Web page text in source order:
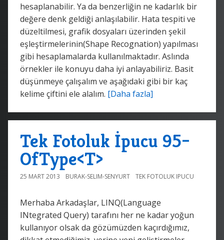
hesaplanabilir. Ya da benzerliğin ne kadarlık bir
değere denk geldiği anlaşılabilir. Hata tespiti ve
düzeltilmesi, grafik dosyaları üzerinden şekil
eşleştirmelerinin(Shape Recognation) yapılması
gibi hesaplamalarda kullanılmaktadır. Aslında
örnekler ile konuyu daha iyi anlayabiliriz. Basit
düşünmeye çalışalım ve aşağıdaki gibi bir kaç
kelime çiftini ele alalım. [Daha fazla]
Tek Fotoluk İpucu 95–
OfType<T>
25 MART 2013 BURAK-SELIM-SENYURT TEK FOTOLUK IPUCU
Merhaba Arkadaşlar, LINQ(Language
INtegrated Query) tarafını her ne kadar yoğun
kullanıyor olsak da gözümüzden kaçırdığımız,